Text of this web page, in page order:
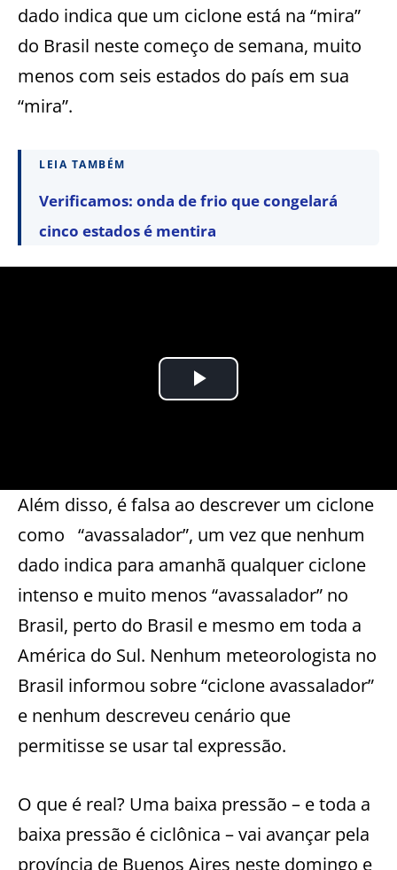
dado indica que um ciclone está na “mira”
do Brasil neste começo de semana, muito
menos com seis estados do país em sua
“mira”.
LEIA TAMBÉM
Verificamos: onda de frio que congelará
cinco estados é mentira
Além disso, é falsa ao descrever um ciclone
como “avassalador”, um vez que nenhum
dado indica para amanhã qualquer ciclone
intenso e muito menos “avassalador” no
Brasil, perto do Brasil e mesmo em toda a
América do Sul. Nenhum meteorologista no
Brasil informou sobre “ciclone avassalador”
e nenhum descreveu cenário que
permitisse se usar tal expressão.
O que é real? Uma baixa pressão – e toda a
baixa pressão é ciclônica – vai avançar pela
província de Buenos Aires neste domingo e